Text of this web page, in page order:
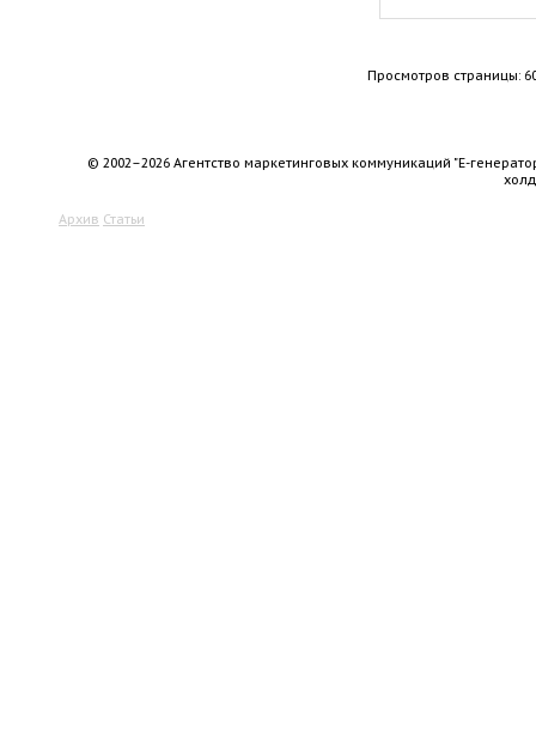
Просмотров страницы:
© 2002–2026 Агентство маркетинговых коммуникаций "Е-
Архив Статьи